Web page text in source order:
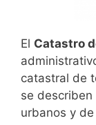
El Catastro
catastral de
se
urbanos y